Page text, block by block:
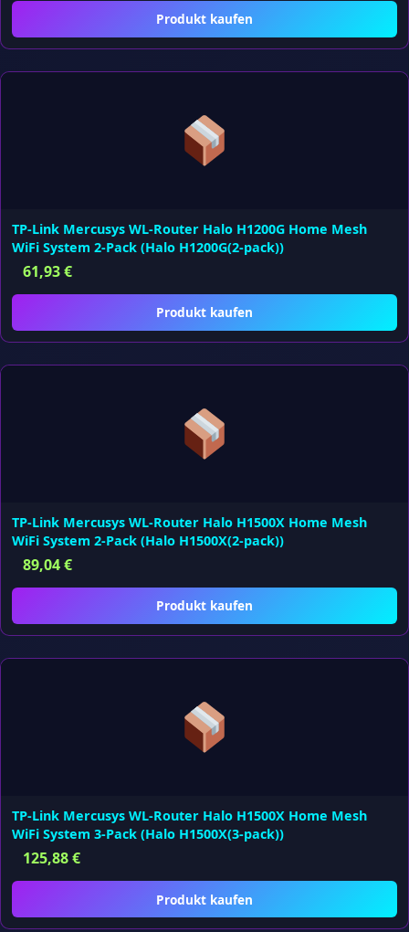
Produkt kaufen
TP-Link Mercusys WL-Router Halo H1200G Home Mesh
WiFi System 2-Pack (Halo H1200G(2-pack))
61,93€
Produkt kaufen
TP-Link Mercusys WL-Router Halo H1500X Home Mesh
WiFi System 2-Pack (Halo H1500X(2-pack))
89,04€
Produkt kaufen
TP-Link Mercusys WL-Router Halo H1500X Home Mesh
WiFi System 3-Pack (Halo H1500X(3-pack))
125,88€
Produkt kaufen